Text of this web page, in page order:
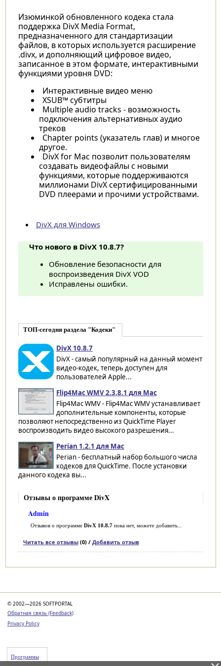
Изюминкой обновленного кодека стала
поддержка DivX Media Format,
предназначенного для стандартизации
файлов, в которых используется расширение
.divx, и дополняющий цифровое видео,
записанное в этом формате, интерактивными
функциями уровня DVD:
Интерактивные видео меню
XSUB™ субтитры
Multiple audio tracks - возможность
подключения альтернативных аудио
треков
Chapter points (указатель глав) и многое
другое.
DivX for Mac позволит пользователям
создавать видеофайлы с новыми
функциями, которые поддерживаются
миллионами DivX сертифицированными
DVD плеерами и прочими устройствами.
DivX для Windows
Что нового в DivX 10.8.7?
Обновление безопасности для
воспроизведения DivX VOD
Исправлены ошибки.
ТОП-сегодня раздела "Кодеки"
DivX 10.8.7
DivX - самый популярный на данный момент
видео-кодек, теперь доступен для
пользователей Apple...
Flip4Mac WMV 2.3.8.1 для Mac
Flip4Mac WMV - Flip4Mac WMV устанавливает
дополнительные компоненты, которые
позволяют непосредственно из QuickTime Player
воспроизводить видео высокого разрешения...
Perian 1.2.1 для Mac
Perian - бесплатный набор большого числа
кодеков для QuickTime. После установки
данного кодека вы...
Отзывы о программе DivX
Admin
Отзывов о программе DivX 10.8.7пока нет, можете добавить...
Читать все отзывы(0) / Добавить отзыв
© 2002—2026 SOFTPORTAL
Обратная связь (Feedback)
Privacy Policy
Программы